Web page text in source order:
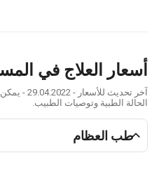
أسعار العلاج في
آخر تحديث
الحالة الطبية وتوصيات الطبيب.
طب العظام